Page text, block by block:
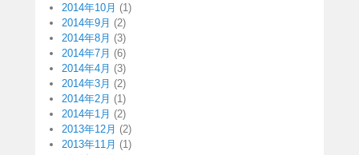
2014年10月 (1)
2014年9月 (2)
2014年8月 (3)
2014年7月 (6)
2014年4月 (3)
2014年3月 (2)
2014年2月 (1)
2014年1月 (2)
2013年12月 (2)
2013年11月 (1)